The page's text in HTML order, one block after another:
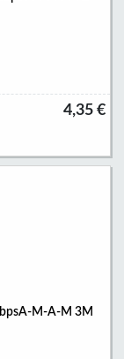
4,35 €
M-A-M 3M